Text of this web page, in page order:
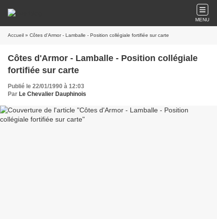
MENU
Accueil » Côtes d'Armor - Lamballe - Position collégiale fortifiée sur carte
Côtes d'Armor - Lamballe - Position collégiale
fortifiée sur carte
Publié le 22/01/1990 à 12:03
Par Le Chevalier Dauphinois